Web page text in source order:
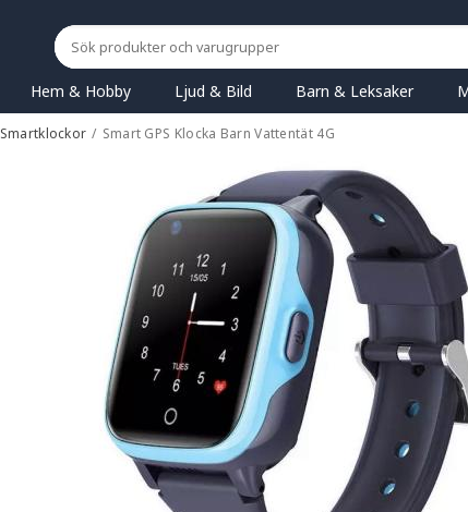
Hem & Hobby Ljud & Bild Barn & Leksaker
Smartklockor / Smart GPS Klocka Barn Vattentät 4G